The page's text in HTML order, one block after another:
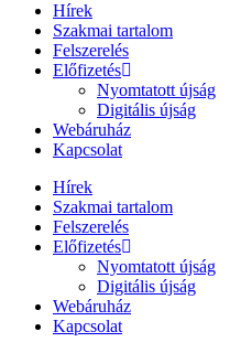
Hírek
Szakmai tartalom
Felszerelés
Előfizetés
Nyomtatott újság
Digitális újság
Webáruház
Kapcsolat
Hírek
Szakmai tartalom
Felszerelés
Előfizetés
Nyomtatott újság
Digitális újság
Webáruház
Kapcsolat